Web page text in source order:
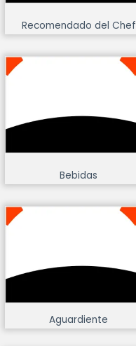
Recomendado del Chef
Bebidas
Aguardiente